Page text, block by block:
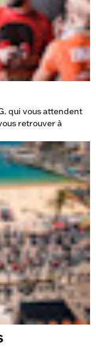
qui vous attendent
retrouver à